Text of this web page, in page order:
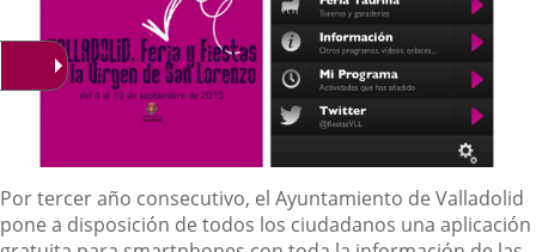
Descripción
Por tercer año consecutivo, el Ayuntamiento de Valladolid
pone a disposición de todos los ciudadanos una aplicación